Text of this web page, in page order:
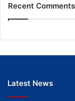
Recent Comments
Latest News